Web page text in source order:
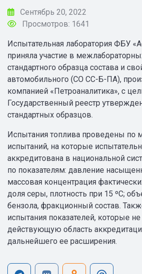
Сентябрь 20, 2022
Просмотров: 1641
Испытательная лаборатория ФБУ
приняла участие в
стандартного образца состава и
автомобильного (СО СС-Б-ПА),
компанией «Петроаналитика», с
Государственный реестр
стандартных образцов.
Испытания топлива проведены по
испытаний, на которые
аккредитована в национальной
по показателям: давление
массовая концентрация
доля серы, плотность при 15 ºС;
бензола, фракционный состав.
испытания показателей, которые
действующую область
дальнейшего ее расширения.